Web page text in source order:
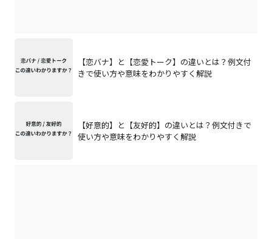
【恋バナ】と【恋愛トーク】の違いとは？例文付
きで使い方や意味をわかりやすく解説
【好意的】と【友好的】の違いとは？例文付きで
使い方や意味をわかりやすく解説